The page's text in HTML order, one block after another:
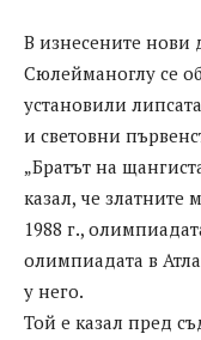
В изнесените нови
Сюлейманоглу се
установили
и световни
„Братът на
казал, че златните
1988 г.,
олимпиадата в
у него.
Той е казал пред